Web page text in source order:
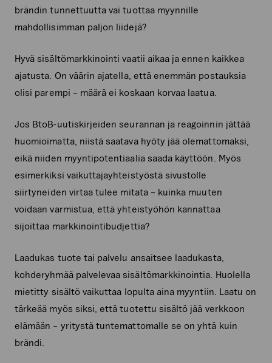
brändin tunnettuutta vai tuottaa myynnille
mahdollisimman paljon liidejä?
Hyvä sisältömarkkinointi vaatii aikaa ja ennen kaikkea
ajatusta. On väärin ajatella, että enemmän postauksia
olisi parempi – määrä ei koskaan korvaa laatua.
Jos BtoB-uutiskirjeiden seurannan ja reagoinnin jättää
huomioimatta, niistä saatava hyöty jää olemattomaksi,
eikä niiden myyntipotentiaalia saada käyttöön. Myös
esimerkiksi vaikuttajayhteistyöstä sivustolle
siirtyneiden virtaa tulee mitata – kuinka muuten
voidaan varmistua, että yhteistyöhön kannattaa
sijoittaa markkinointibudjettia?
Laadukas tuote tai palvelu ansaitsee laadukasta,
kohderyhmää palvelevaa sisältömarkkinointia. Huolella
mietitty sisältö vaikuttaa lopulta aina myyntiin. Laatu on
tärkeää myös siksi, että tuotettu sisältö jää verkkoon
elämään – yritystä tuntemattomalle se on yhtä kuin
brändi.